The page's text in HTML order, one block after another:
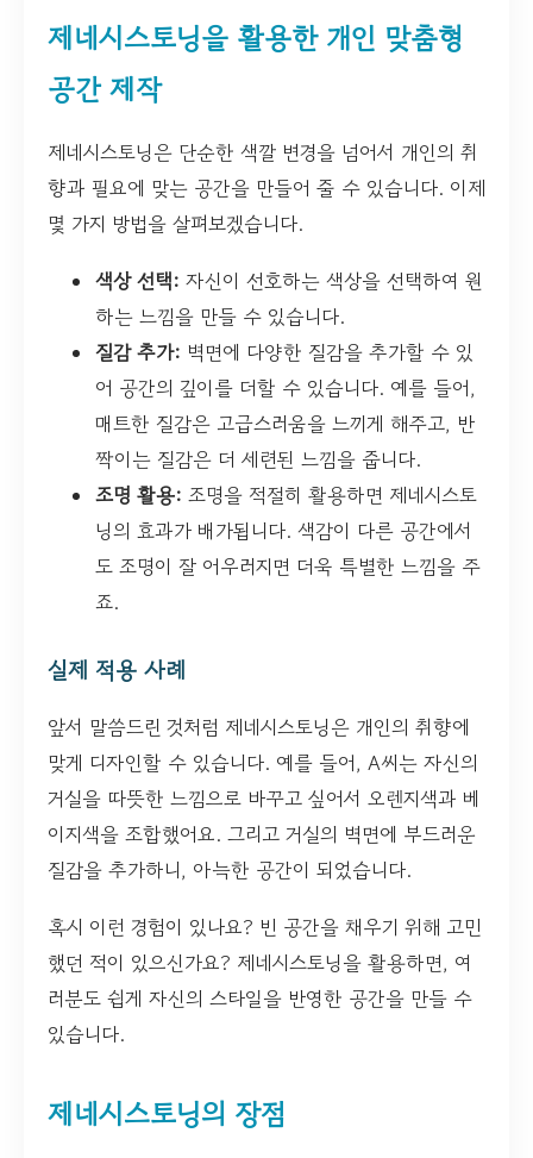
제네시스토닝을 활용한 개인 맞춤형
공간 제작
제네시스토닝은 단순한 색깔 변경을 넘어서 개인의 취
향과 필요에 맞는 공간을 만들어 줄 수 있습니다. 이제
몇 가지 방법을 살펴보겠습니다.
색상 선택: 자신이 선호하는 색상을 선택하여 원
하는 느낌을 만들 수 있습니다.
질감 추가: 벽면에 다양한 질감을 추가할 수 있
어 공간의 깊이를 더할 수 있습니다. 예를 들어,
매트한 질감은 고급스러움을 느끼게 해주고, 반
짝이는 질감은 더 세련된 느낌을 줍니다.
조명 활용: 조명을 적절히 활용하면 제네시스토
닝의 효과가 배가됩니다. 색감이 다른 공간에서
도 조명이 잘 어우러지면 더욱 특별한 느낌을 주
죠.
실제 적용 사례
앞서 말씀드린 것처럼 제네시스토닝은 개인의 취향에
맞게 디자인할 수 있습니다. 예를 들어, A씨는 자신의
거실을 따뜻한 느낌으로 바꾸고 싶어서 오렌지색과 베
이지색을 조합했어요. 그리고 거실의 벽면에 부드러운
질감을 추가하니, 아늑한 공간이 되었습니다.
혹시 이런 경험이 있나요? 빈 공간을 채우기 위해 고민
했던 적이 있으신가요? 제네시스토닝을 활용하면, 여
러분도 쉽게 자신의 스타일을 반영한 공간을 만들 수
있습니다.
제네시스토닝의 장점